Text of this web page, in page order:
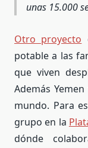
unas 15.000
Otro proyecto
potable a las
que viven
Además
mundo. Para
grupo en la
dónde